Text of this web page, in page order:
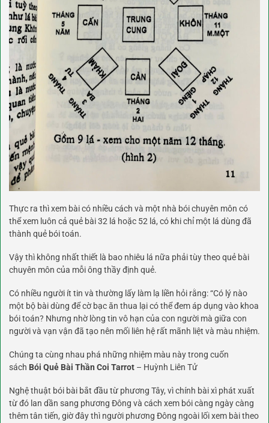
Thực ra thì xem bài có nhiều cách và một nhà bói chuyên môn có
thể xem luôn cả quẻ bài 32 lá hoặc 52 lá, có khi chỉ một lá dùng đã
thành quẻ bói toán.
Vậy thì không nhất thiết là bao nhiêu lá nữa phải tùy theo quẻ bài
chuyên môn của mỗi ông thầy định quẻ.
Có nhiều người ít tin và thường lấy làm lạ liền hỏi rằng: “Có lý nào
một bộ bài dùng để cờ bạc ăn thua lại có thể đem áp dụng vào khoa
bói toán? Nhưng nhờ lòng tin vô hạn của con người mà giữa con
người và vạn vận đã tạo nên mối liên hệ rất mãnh liệt và màu nhiệm.
Chúng ta cùng nhau phá những nhiệm màu này trong cuốn
sách Bói Quẻ Bài Thần Coi Tarrot – Huỳnh Liên Tử
Nghệ thuật bói bài bắt đầu từ phương Tây, vì chính bài xì phát xuất
từ đó lan dần sang phương Đông và cách xem bói càng ngày càng
thêm tân tiến, giờ đây thì người phương Đông ngoài lối xem bài theo